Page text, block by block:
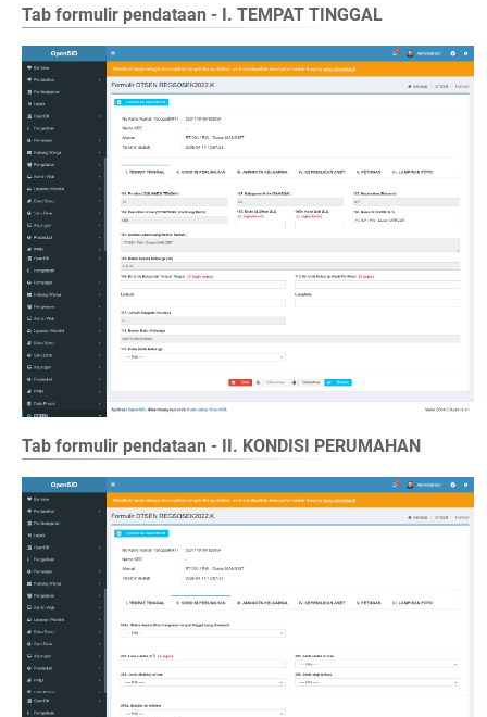
Tab formulir pendataan - I. TEMPAT TINGGAL
Tab formulir pendataan - II. KONDISI PERUMAHAN